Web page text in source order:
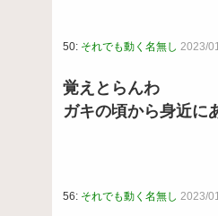
50: それでも動く名無し 2023/
覚えとらんわ
ガキの頃から身近に
56: それでも動く名無し 2023/